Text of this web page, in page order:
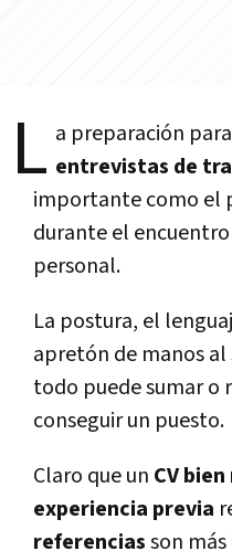
L a preparación
entrevistas de
importante como el
durante el
personal.
La postura, el
apretón de manos
todo puede sumar o
conseguir un puesto.
Claro que un CV
experiencia previa
referenciasson